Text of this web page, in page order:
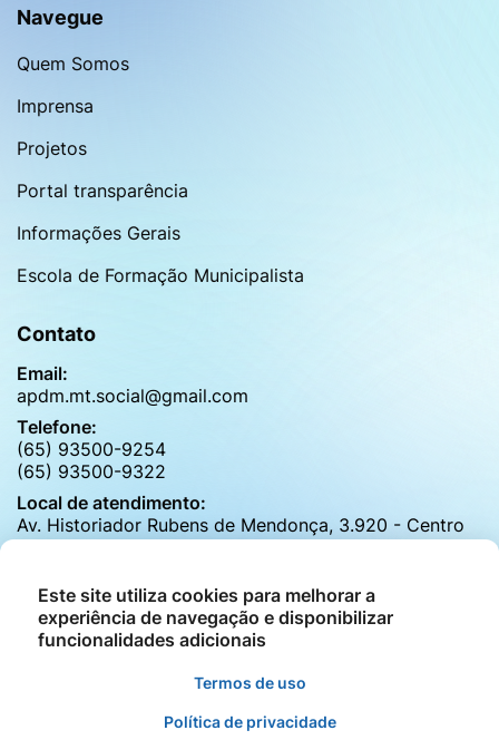
Navegue
Quem Somos
Imprensa
Projetos
Portal transparência
Informações Gerais
Escola de Formação Municipalista
Contato
Email:
apdm.mt.social@gmail.com
Telefone:
(65) 93500-9254
(65) 93500-9322
Local de atendimento:
Av. Historiador Rubens de Mendonça, 3.920 - Centro
de segunda a sexta das 8h às 17h30h
©2026 - APDM - Associação Para Desenvolvimento
Social dos Municípios de MT - Todos os direitos
Este site utiliza cookies para melhorar a
experiência de navegação e disponibilizar
funcionalidades adicionais
Termos de uso
Política de privacidade